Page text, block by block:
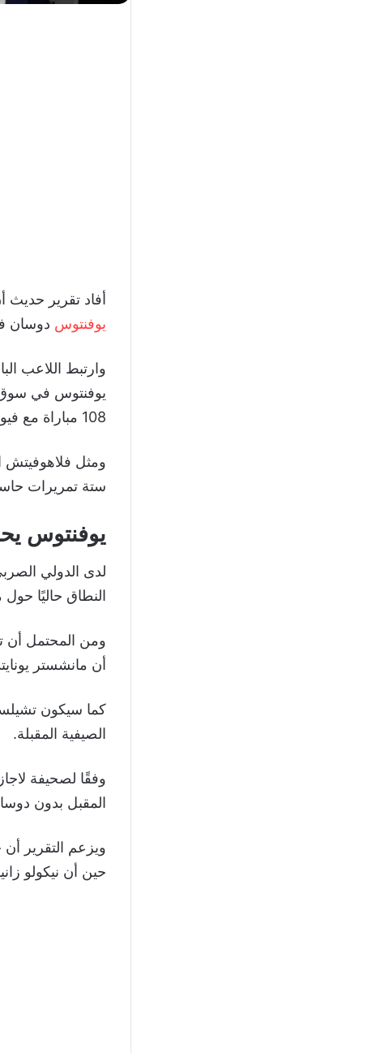
أفاد تقرير حديث
يوفنتوس دوسان
108 مباراة مع فيورنتينا.
ستة تمريرات حاسمة، بما في ذلك 11 هدفًا
يوفنتوس
النطاق حاليًا
ومن المحتمل أن
أن مانشستر
كما سيكون
الصيفية المقبلة.
وفقًا لصحيفة
المقبل بدون
ويزعم التقرير
حين أن نيكولو